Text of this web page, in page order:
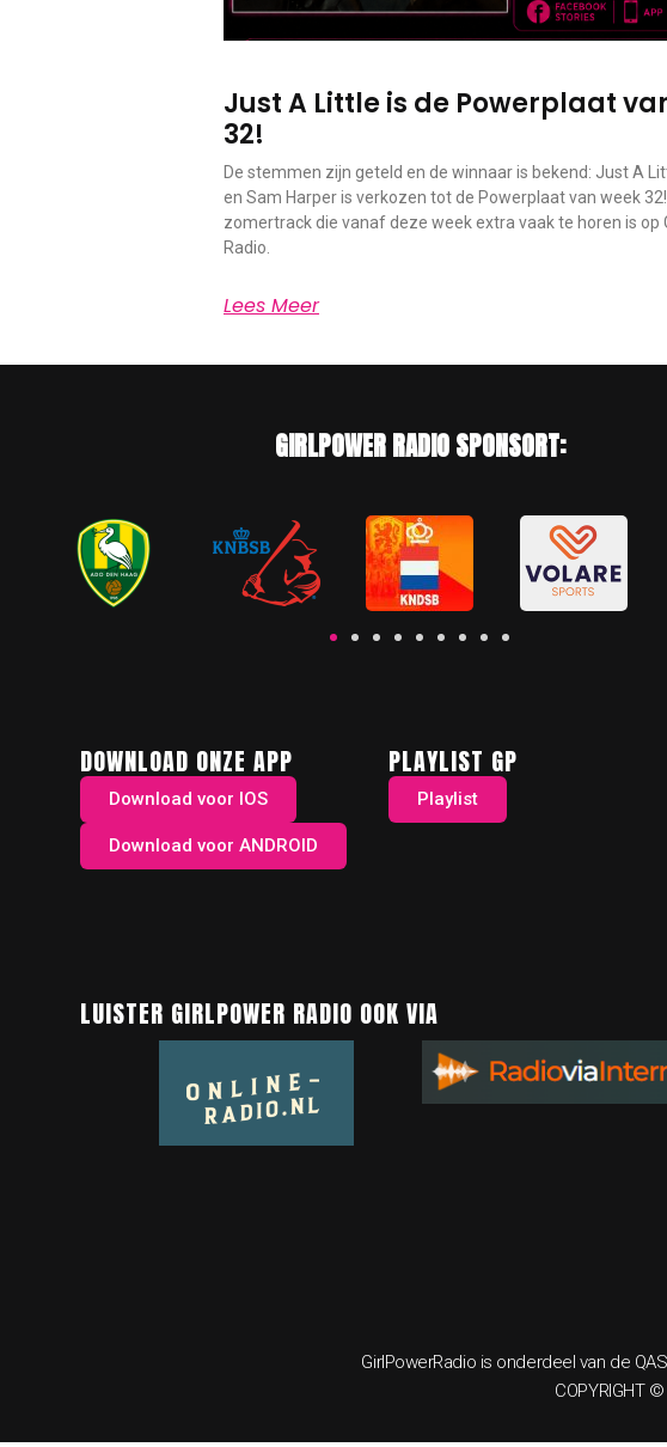
Just A Little is de Powerplaat
32!
De stemmen zijn geteld en de winnaar is bekend: Just A
en Sam Harper is verkozen tot de Powerplaat van week
zomertrack die vanaf deze week extra vaak te horen is op
Radio.
Lees Meer
GIRLPOWER RADIO SPONSORT:
DOWNLOAD ONZE APP
Download voor IOS
Download voor ANDROID
PLAYLIST GP
Playlist
LUISTER GIRLPOWER RADIO OOK VIA
GirlPowerRadio is onderdeel van de
COPYRIGHT ©